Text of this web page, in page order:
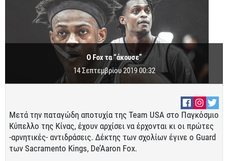
O Fox τα “άκουσε”
14 Σεπτεμβρίου 2019 00:32
Μετά την παταγώδη αποτυχία της Team USA στο Παγκόσμιο
Κύπελλο της Κίνας, έχουν αρχίσει να έρχονται κι οι πρώτες
-αρνητικές- αντιδράσεις. Δέκτης των σχολίων έγινε ο Guard
των Sacramento Kings, De’Aaron Fox.